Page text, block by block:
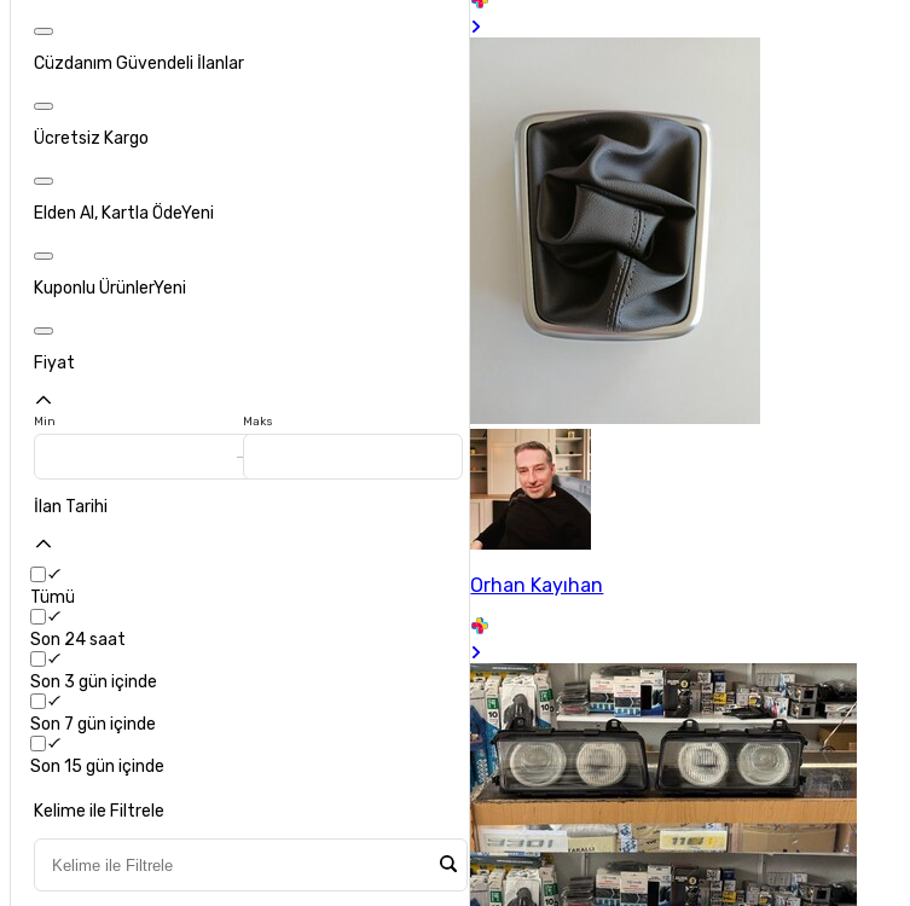
Cüzdanım Güvendeli İlanlar
Ücretsiz Kargo
Elden Al, Kartla ÖdeYeni
Kuponlu ÜrünlerYeni
Fiyat
Min Maks
İlan Tarihi
Tümü
Son 24 saat
Son 3 gün içinde
Son 7 gün içinde
Son 15 gün içinde
Kelime ile Filtrele
Orhan Kayıhan